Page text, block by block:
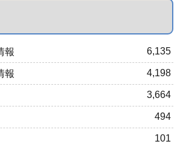
報 6,135
報 4,198
3,664
494
101